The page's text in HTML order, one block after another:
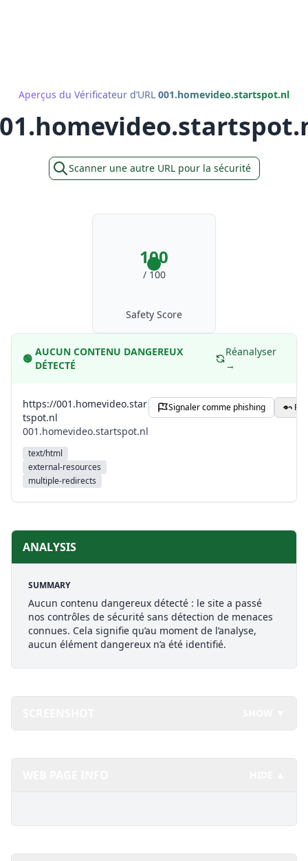
Aperçus du Vérificateur d’URL 001.homevideo.startspot.nl
Scanner une autre URL pour la sécurité
100
/ 100
Safety Score
🟢
AUCUN CONTENU DANGEREUX
DÉTECTÉ
Réanalyser
→
https://001.homevideo.star
tspot.nl
001.homevideo.startspot.nl
text/html
external-resources
multiple-redirects
Signaler comme phishing
ANALYSIS
SUMMARY
Aucun contenu dangereux détecté : le site a passé
nos contrôles de sécurité sans détection de menaces
connues. Cela signifie qu’au moment de l’analyse,
aucun élément dangereux n’a été identifié.